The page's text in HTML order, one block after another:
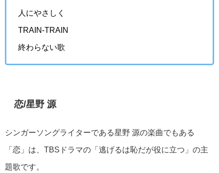
人にやさしく
TRAIN-TRAIN
終わらない歌
恋/星野 源
シンガーソングライターである星野 源の楽曲でもある
「恋」は、TBSドラマの「逃げるは恥だが役に立つ」の主
題歌です。